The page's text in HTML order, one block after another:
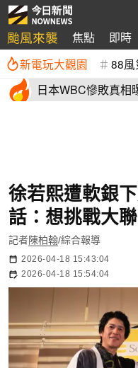
颱風來襲 焦點 即時
新電玩大觀園 88風
日本WBC慘敗真
徐若熙遭軟銀
話：想挑戰大
記者陳柏翰/綜合報導
2026-04-18 15:43:04
2026-04-18 15:54:04